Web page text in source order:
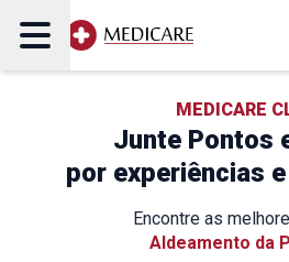
MEDICARE
Junte Pontos
por experiências
Encontre as
Aldeamento da